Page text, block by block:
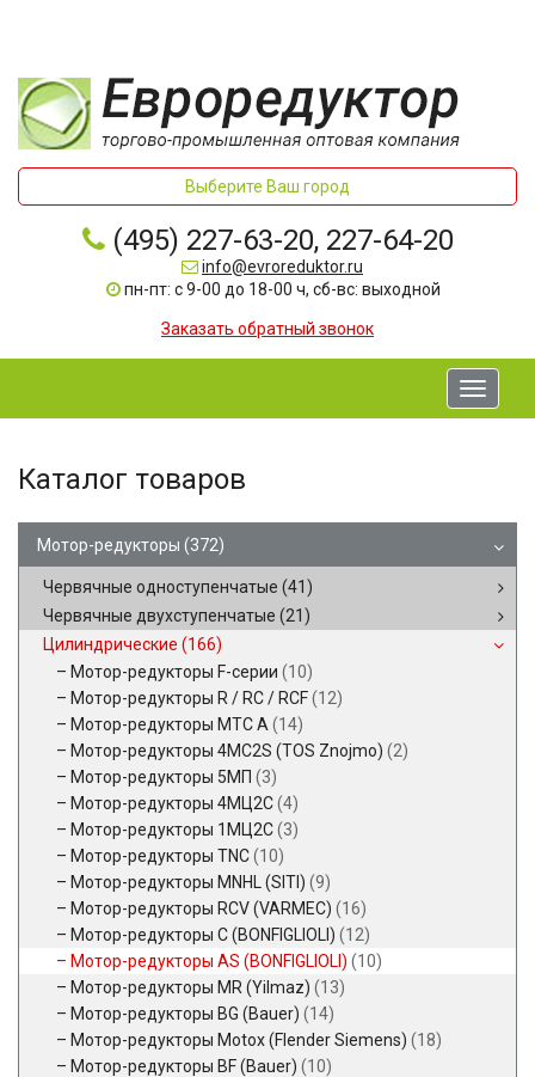
Выберите Ваш город
(495) 227-63-20, 227-64-20
info@evroreduktor.ru
пн-пт: с 9-00 до 18-00 ч, сб-вс: выходной
Заказать обратный звонок
Toggle
Каталог товаров
Мотор-редукторы (372)
Червячные одноступенчатые (41)
Червячные двухступенчатые (21)
Цилиндрические (166)
Мотор-редукторы F-серии (10)
Мотор-редукторы R / RC / RCF(12)
Мотор-редукторы MTC A (14)
Мотор-редукторы 4MC2S (TOS Znojmo) (2)
Мотор-редукторы 5МП (3)
Мотор-редукторы 4МЦ2С(4)
Мотор-редукторы 1МЦ2С(3)
Мотор-редукторы TNC(10)
Мотор-редукторы MNHL (SITI) (9)
Мотор-редукторы RCV (VARMEC) (16)
Мотор-редукторы C (BONFIGLIOLI) (12)
Мотор-редукторы AS (BONFIGLIOLI) (10)
Мотор-редукторы MR (Yilmaz) (13)
Мотор-редукторы BG (Bauer) (14)
Мотор-редукторы Motox (Flender Siemens) (18)
Мотор-редукторы BF (Bauer) (10)